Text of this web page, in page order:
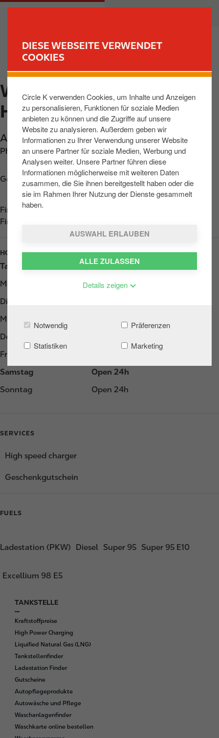
DIESE WEBSEITE VERWENDET
COOKIES
Circle K verwenden Cookies, um Inhalte und Anzeigen
zu personalisieren, Funktionen für soziale Medien
anbieten zu können und die Zugriffe auf unsere
Website zu analysieren. Außerdem geben wir
Informationen zu Ihrer Verwendung unserer Website
an unsere Partner für soziale Medien, Werbung und
Analysen weiter. Unsere Partner führen diese
Informationen möglicherweise mit weiteren Daten
zusammen, die Sie ihnen bereitgestellt haben oder die
sie im Rahmen Ihrer Nutzung der Dienste gesammelt
haben.
AUSWAHL ERLAUBEN
ALLE ZULASSEN
Details zeigen
Notwendig
Präferenzen
Statistiken
Marketing
u
m
h
a
M
v
WERTHER, AM
HELMEBERG
Am Helmeberg 3,Werther,99735,DE
Phone: +4936319999169
Get directions
Find us onApp Store
Find us on
HOURS
Tag
Opening hours
Montag
Open 24h
Dienstag
Mittwoch
Donnerstag
Freitag
Samstag
Open 24h
Sonntag
Open 24h
SERVICES
High speed charger
Geschenkgutschein
FUELS
Ladestation (PKW) Diesel Super 95 Super 95 E10
Excellium 98 E5
F
o
o
t
e
r
TANKSTELLE
Kraftstoffpreise
High Power Charging
Liquified Natural Gas (LNG)
Tankstellenfinder
Ladestation Finder
Gutscheine
Autopflegeprodukte
Autowäsche und Pflege
Waschanlagenfinder
Waschkarte online bestellen